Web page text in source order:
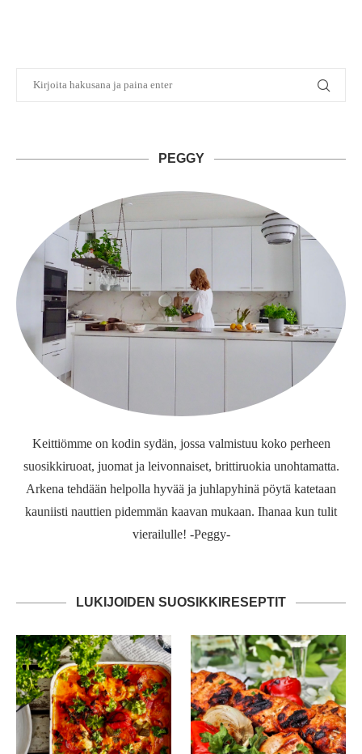
PEGGY
Keittiömme on kodin sydän, jossa valmistuu koko perheen
suosikkiruoat, juomat ja leivonnaiset, brittiruokia unohtamatta.
Arkena tehdään helpolla hyvää ja juhlapyhinä pöytä katetaan
kauniisti nauttien pidemmän kaavan mukaan. Ihanaa kun tulit
vierailulle! -Peggy-
LUKIJOIDEN SUOSIKKIRESEPTIT